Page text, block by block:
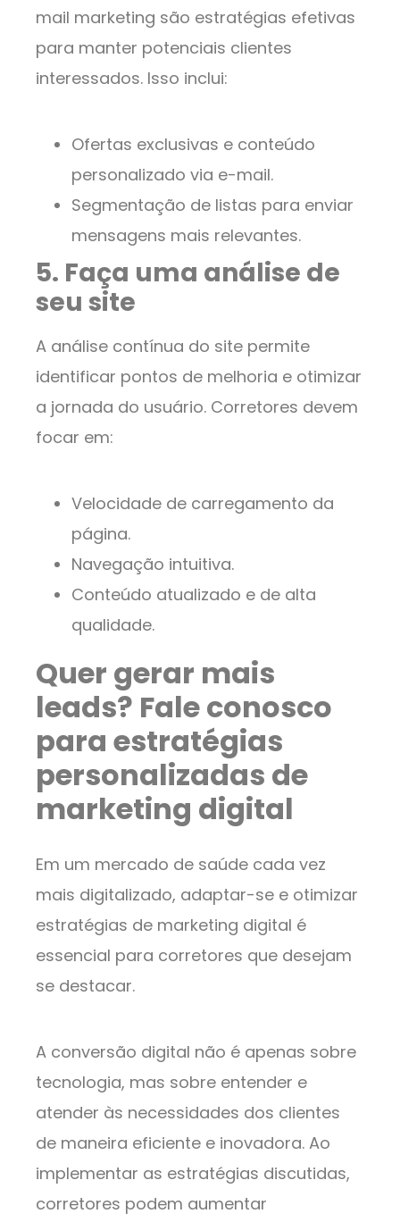
mail marketing são estratégias efetivas
para manter potenciais clientes
interessados. Isso inclui:
Ofertas exclusivas e conteúdo
personalizado via e-mail.
Segmentação de listas para enviar
mensagens mais relevantes.
5. Faça uma análise de
seu site
A análise contínua do site permite
identificar pontos de melhoria e otimizar
a jornada do usuário. Corretores devem
focar em:
Velocidade de carregamento da
página.
Navegação intuitiva.
Conteúdo atualizado e de alta
qualidade.
Quer gerar mais
leads? Fale conosco
para estratégias
personalizadas de
marketing digital
Em um mercado de saúde cada vez
mais digitalizado, adaptar-se e otimizar
estratégias de marketing digital é
essencial para corretores que desejam
se destacar.
A conversão digital não é apenas sobre
tecnologia, mas sobre entender e
atender às necessidades dos clientes
de maneira eficiente e inovadora. Ao
implementar as estratégias discutidas,
corretores podem aumentar